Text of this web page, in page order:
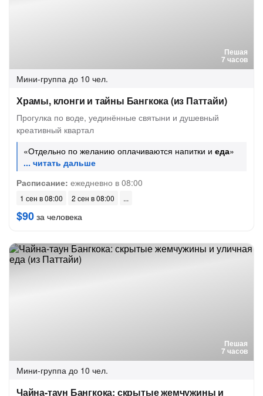
Пешая
7 часов
Мини-группа до 10 чел.
Храмы, клонги и тайны Бангкока (из Паттайи)
Прогулка по воде, уединённые святыни и душевный
креативный квартал
«Отдельно по желанию оплачиваются напитки и еда»
Расписание: ежедневно в 08:00
1 сен в 08:00 2 сен в 08:00
$90 за человека
Пешая
7 часов
Мини-группа до 10 чел.
Чайна-таун Бангкока: скрытые жемчужины и